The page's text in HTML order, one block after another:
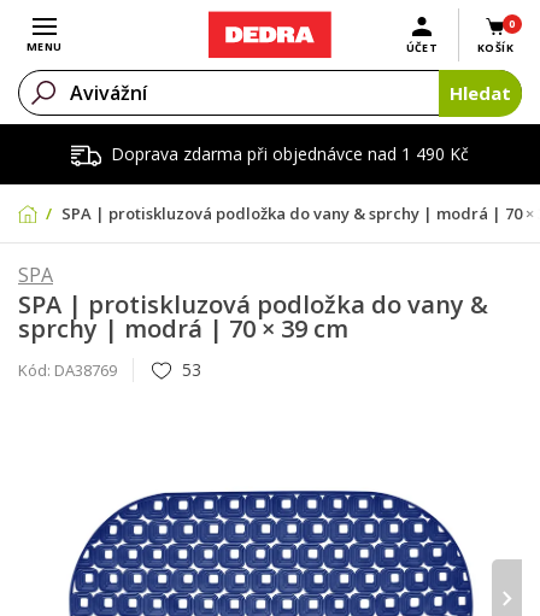
Doprava zdarma při objednávce nad 1 490 Kč
Otevřít menu
MENU
0
KOŠÍK
ÚČET
Hledat
SPA | protiskluzová podložka do vany & sprchy | modrá | 70 ×
SPA
SPA | protiskluzová podložka do vany &
sprchy | modrá | 70 × 39 cm
Kód: DA38769 53
›